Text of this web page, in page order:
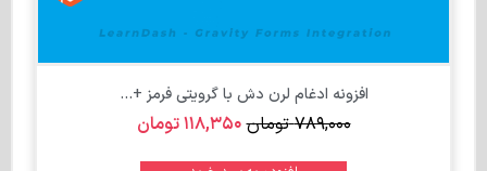
افزونه ادغام لرن دش با گرویتی فرمز +...
۷۸۹,۰۰۰ تومان۱۱۸,۳۵۰تومان